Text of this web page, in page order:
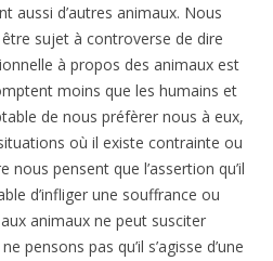
aussi d’autres animaux. Nous
être sujet à controverse de dire
à propos des animaux est
moins que les humains et
de nous préfèrer nous à eux,
où il existe contrainte ou
nous pensent que l’assertion qu’il
d’infliger une souffrance ou
animaux ne peut susciter
pensons pas qu’il s’agisse d’une